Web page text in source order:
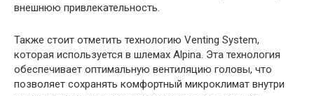
внешнюю привлекательность.
Также стоит отметить технологию Venting System,
которая используется в шлемах Alpina. Эта технология
обеспечивает оптимальную вентиляцию головы, что
позволяет сохранять комфортный микроклимат внутри